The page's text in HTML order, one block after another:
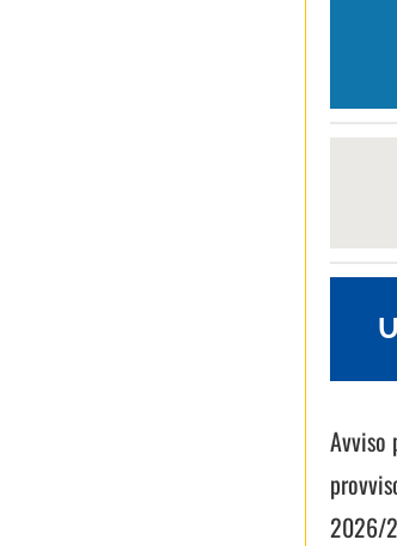
Avviso
2026/